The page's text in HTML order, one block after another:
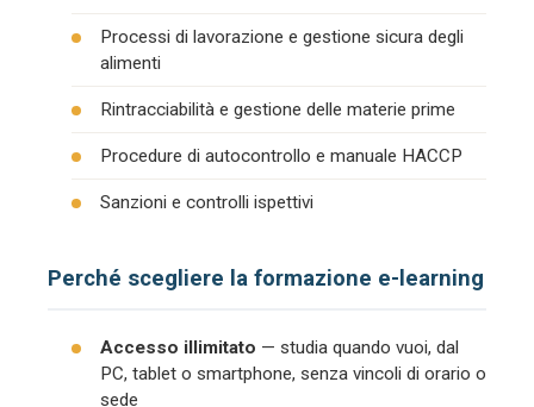
Processi di lavorazione e gestione sicura degli
alimenti
Rintracciabilità e gestione delle materie prime
Procedure di autocontrollo e manuale HACCP
Sanzioni e controlli ispettivi
Perché scegliere la formazione e-learning
Accesso illimitato — studia quando vuoi, dal
PC, tablet o smartphone, senza vincoli di orario o
sede